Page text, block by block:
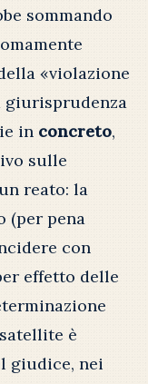
sommando
«violazione
giurisprudenza
in concreto,
sulle
reato: la
(per pena
con
effetto delle
è
giudice, nei